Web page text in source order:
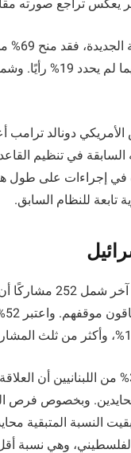
يعكس تراجع صورته
أما
خلفيته السابقة في
إجراءات على طول
للنظام السابق.
النسبة المتبقية
الفلسطيني، وهي نسبة